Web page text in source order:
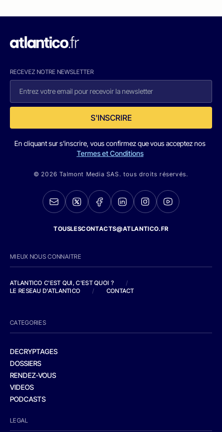
RECEVEZ NOTRE NEWSLETTER
S'INSCRIRE
En cliquant sur s'inscrire, vous confirmez que vous acceptez nos
Termes et Conditions
© 2026 Talmont Media SAS. tous droits réservés.
TOUSLESCONTACTS@ATLANTICO.FR
MIEUX NOUS CONNAITRE
ATLANTICO C'EST QUI, C'EST QUOI ?
/
LE RESEAU D'ATLANTICO
/ CONTACT
CATEGORIES
DECRYPTAGES
DOSSIERS
RENDEZ-VOUS
VIDEOS
PODCASTS
LEGAL